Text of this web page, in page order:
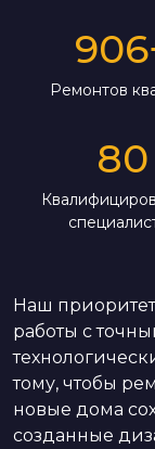
906
Ремонтов
80
Наш
работы с
тому, чтобы
новые дома
созданные